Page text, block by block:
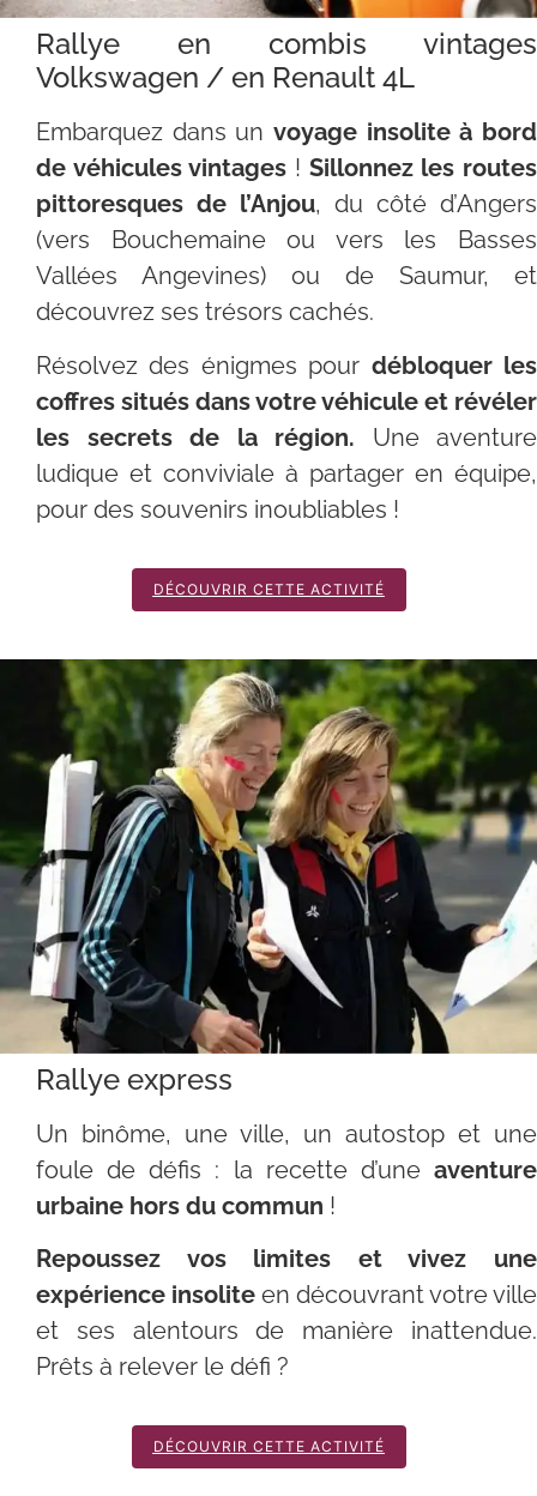
Rallye en combis vintages
Volkswagen / en Renault 4L
Embarquez dans un voyage insolite à bord
de véhicules vintages ! Sillonnez les routes
pittoresques de l’Anjou, du côté d’Angers
(vers Bouchemaine ou vers les Basses
Vallées Angevines) ou de Saumur, et
découvrez ses trésors cachés.
Résolvez des énigmes pour débloquer les
coffres situés dans votre véhicule et révéler
les secrets de la région. Une aventure
ludique et conviviale à partager en équipe,
pour des souvenirs inoubliables !
DÉCOUVRIR CETTE ACTIVITÉ
Rallye express
Un binôme, une ville, un autostop et une
foule de défis : la recette d’une aventure
urbaine hors du commun !
Repoussez vos limites et vivez une
expérience insolite en découvrant votre ville
et ses alentours de manière inattendue.
Prêts à relever le défi ?
DÉCOUVRIR CETTE ACTIVITÉ